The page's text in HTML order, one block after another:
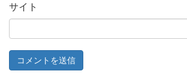
サイト